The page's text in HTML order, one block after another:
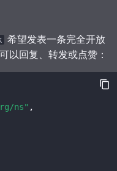
希望发表一条完全开放
以回复、转发或点赞：
ns" ,